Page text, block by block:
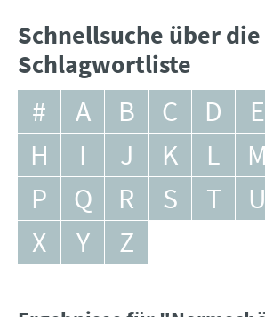
Schnellsuche über die
Schlagwortliste
# A B C D E
H
I J K L M
P
Q R S T U
X
Y Z